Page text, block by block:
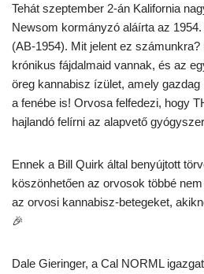
Tehát szeptember 2-án Kalifornia
Newsom kormányzó aláírta az
(AB-1954). Mit jelent ez
krónikus fájdalmaid vannak, és az
öreg kannabisz ízület, amely gazdag
a fenébe is! Orvosa felfedezi, hogy
hajlandó felírni az alapvető
Ennek a Bill Quirk által benyújtott
köszönhetően az orvosok többé
az orvosi kannabisz-betegeket,
🎉
Dale Gieringer, a Cal NORML